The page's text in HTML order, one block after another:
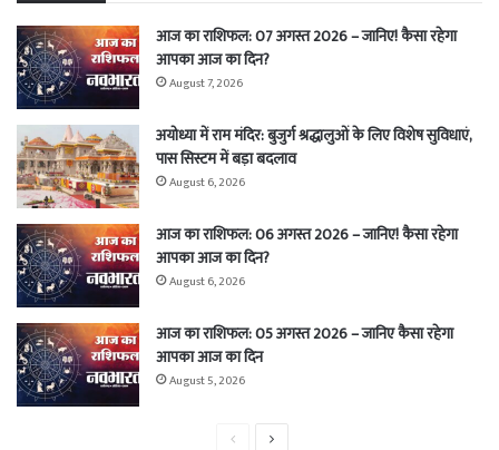
आज का राशिफल: 07 अगस्त 2026 – जानिए! कैसा रहेगा
आपका आज का दिन?
August 7, 2026
अयोध्या में राम मंदिर: बुजुर्ग श्रद्धालुओं के लिए विशेष सुविधाएं,
पास सिस्टम में बड़ा बदलाव
August 6, 2026
आज का राशिफल: 06 अगस्त 2026 – जानिए! कैसा रहेगा
आपका आज का दिन?
August 6, 2026
आज का राशिफल: 05 अगस्त 2026 – जानिए कैसा रहेगा
आपका आज का दिन
August 5, 2026
PreviousNext